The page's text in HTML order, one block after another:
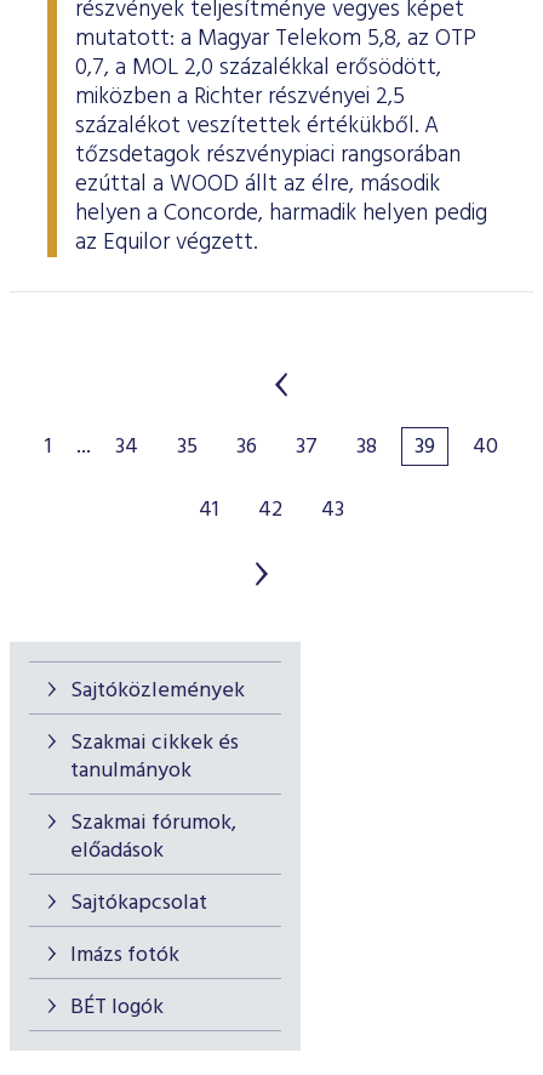
Sajtóközlemények
Szakmai cikkek és
tanulmányok
Szakmai fórumok,
előadások
Sajtókapcsolat
Imázs fotók
BÉT logók
részvények teljesítménye vegyes képet
mutatott: a Magyar Telekom 5,8, az OTP
0,7, a MOL 2,0 százalékkal erősödött,
miközben a Richter részvényei 2,5
százalékot veszítettek értékükből. A
tőzsdetagok részvénypiaci rangsorában
ezúttal a WOOD állt az élre, második
helyen a Concorde, harmadik helyen pedig
az Equilor végzett.
1 ... 34 35 36 37 38 39
40
41
42 43